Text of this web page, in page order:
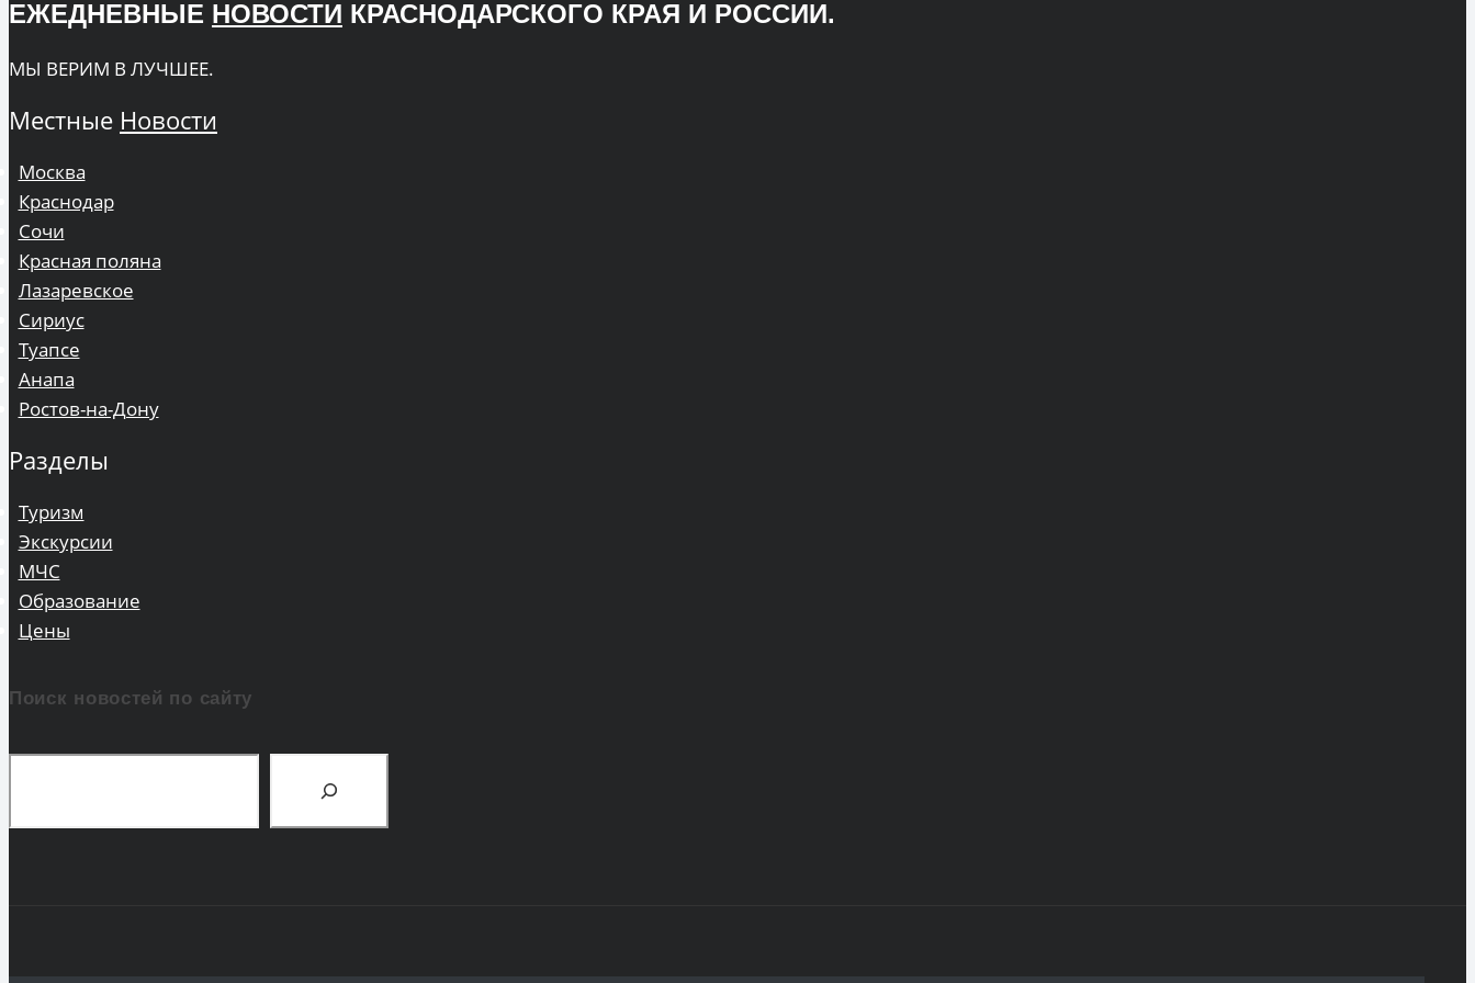
ЕЖЕДНЕВНЫЕ НОВОСТИ КРАСНОДАРСКОГО КРАЯ И РОССИИ.
МЫ ВЕРИМ В ЛУЧШЕЕ.
Местные Новости
Москва
Краснодар
Сочи
Красная поляна
Лазаревское
Сириус
Туапсе
Анапа
Ростов-на-Дону
Разделы
Туризм
Экскурсии
МЧС
Образование
Цены
Поиск новостей по сайту